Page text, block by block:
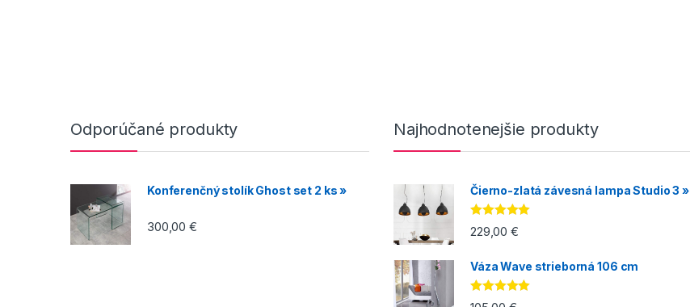
Odporúčané produkty
Konferenčný stolík Ghost set 2 ks »
300,00€
Najhodnotenejšie produkty
Čierno-zlatá závesná lampa Studio 3 »
Hodnotenie
5.00z 5
229,00€
Váza Wave strieborná 106 cm
Hodnotenie